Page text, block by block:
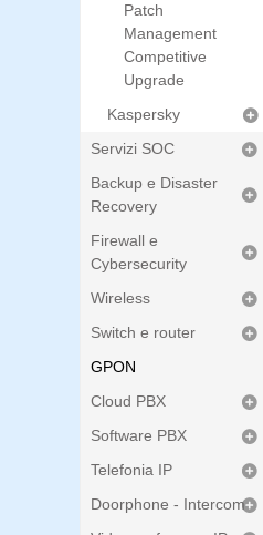
Patch
Management
Competitive
Upgrade
Kaspersky
Servizi SOC
Backup e Disaster
Recovery
Firewall e
Cybersecurity
Wireless
Switch e router
GPON
Cloud PBX
Software PBX
Telefonia IP
Doorphone - Intercom